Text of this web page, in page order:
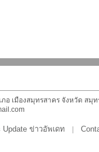
เมืองสมุทรสาคร จังหวัด สมุท
Update ข่าวอัพเดท |